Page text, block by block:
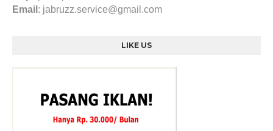
Email : jabruzz.service@gmail.com
LIKE US